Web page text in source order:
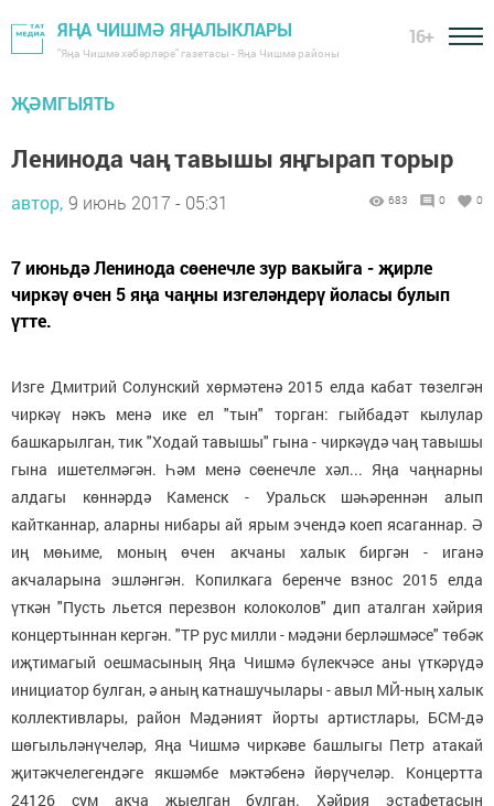
ЯҢА ЧИШМӘ ЯҢАЛЫКЛАРЫ
"Яңа Чишмә хәбәрләре" газетасы - Яңа Чишмә районы
16+
ҖӘМГЫЯТЬ
Ленинода чаң тавышы яңгырап торыр
автор, 9 июнь 2017 - 05:31 683 0 0
7 июньдә Ленинода сөенечле зур вакыйга - җирле
чиркәү өчен 5 яңа чаңны изгеләндерү йоласы булып
үтте.
Изге Дмитрий Солунский хөрмәтенә 2015 елда кабат төзелгән
чиркәү нәкъ менә ике ел "тын" торган: гыйбадәт кылулар
башкарылган, тик "Ходай тавышы" гына - чиркәүдә чаң тавышы
гына ишетелмәгән. Һәм менә сөенечле хәл... Яңа чаңнарны
алдагы көннәрдә Каменск - Уральск шәһәреннән алып
кайтканнар, аларны нибары ай ярым эчендә коеп ясаганнар. Ә
иң мөһиме, моның өчен акчаны халык биргән - иганә
акчаларына эшләнгән. Копилкага беренче взнос 2015 елда
үткән "Пусть льется перезвон колоколов" дип аталган хәйрия
концертыннан кергән. "ТР рус милли - мәдәни берләшмәсе" төбәк
иҗтимагый оешмасының Яңа Чишмә бүлекчәсе аны үткәрүдә
инициатор булган, ә аның катнашучылары - авыл МЙ-ның халык
коллективлары, район Мәдәният йорты артистлары, БСМ-дә
шөгыльләнүчеләр, Яңа Чишмә чиркәве башлыгы Петр атакай
җитәкчелегендәге якшәмбе мәктәбенә йөрүчеләр. Концертта
24126 сум акча җыелган булган. Хәйрия эстафетасын